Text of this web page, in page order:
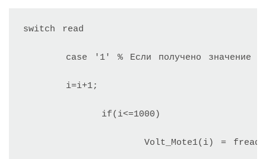
switch read
case '1' % Если получено значение "1",
i=i+1;
if(i<=1000)
Volt_Mote1(i) =